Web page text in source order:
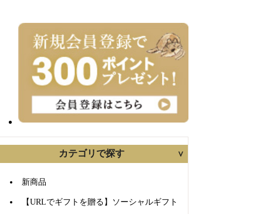
カテゴリで探す
新商品
【URLでギフトを贈る】ソーシャルギフト